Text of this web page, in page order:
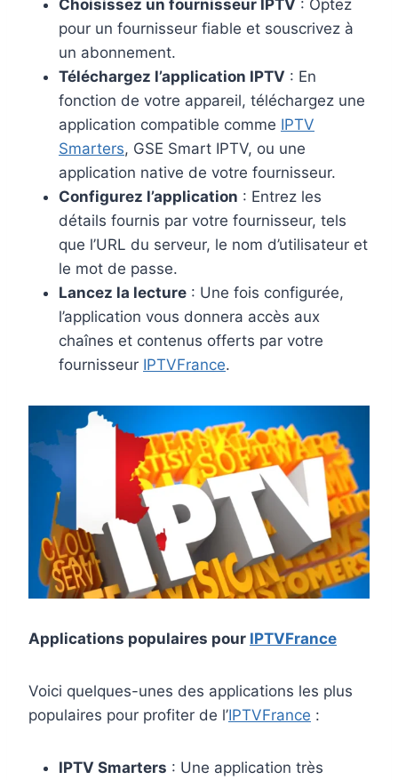
Choisissez un fournisseur IPTV : Optez
pour un fournisseur fiable et souscrivez à
un abonnement.
Téléchargez l’application IPTV : En
fonction de votre appareil, téléchargez une
application compatible comme IPTV
Smarters, GSE Smart IPTV, ou une
application native de votre fournisseur.
Configurez l’application : Entrez les
détails fournis par votre fournisseur, tels
que l’URL du serveur, le nom d’utilisateur et
le mot de passe.
Lancez la lecture : Une fois configurée,
l’application vous donnera accès aux
chaînes et contenus offerts par votre
fournisseur IPTVFrance.
Applications populaires pour IPTVFrance
Voici quelques-unes des applications les plus
populaires pour profiter de l’IPTVFrance :
IPTV Smarters : Une application très